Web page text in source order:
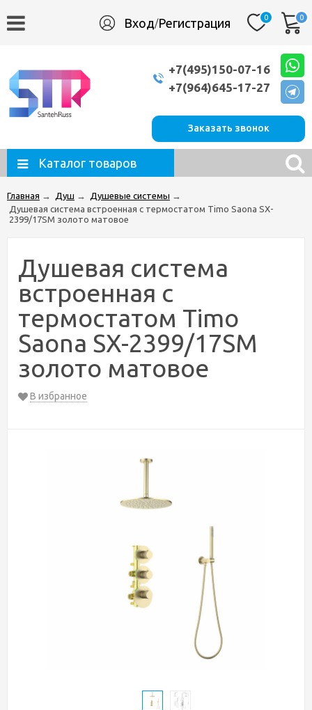
Вход/Регистрация 0 0
+7(495)150-07-16
+7(964)645-17-27
Заказать звонок
Каталог товаров
Главная → Душ → Душевые системы →
Душевая система встроенная с термостатом Timo Saona SX-
2399/17SM золото матовое
Душевая система
встроенная с
термостатом Timo
Saona SX-2399/17SM
золото матовое
В избранное